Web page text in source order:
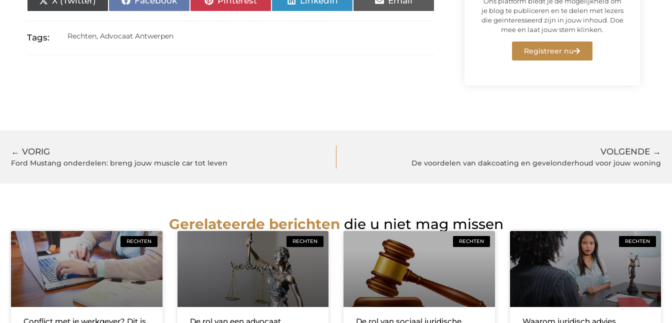
Tags: Rechten,Advocaat Antwerpen
je blog te publiceren en te delen met lezers
die geïnteresseerd zijn in jouw inhoud. Doe
mee en laat jouw stem klinken.
Registreer nu
← VORIG
Ford Mustang onderdelen: breng jouw muscle car tot leven
VOLGENDE →
De voordelen van dakcoating en gevelonderhoud voor jouw woning
Gerelateerde berichten die u niet mag missen
RECHTEN
Conflict met je werkgever? Dit is
RECHTEN
De rol van een advocaat
RECHTEN
De rol van sociaal juridische
RECHTEN
Waarom juridisch advies